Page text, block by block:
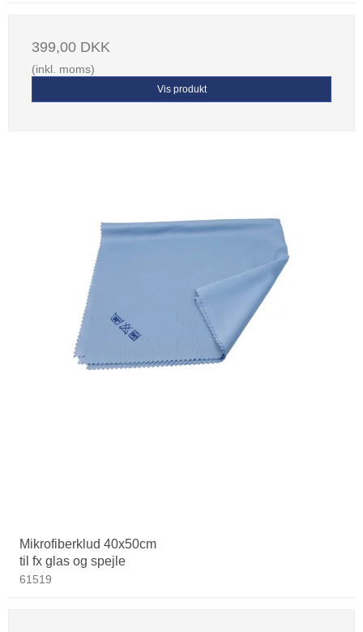
399,00 DKK
(inkl. moms)
Vis produkt
Mikrofiberklud 40x50cm
til fx glas og spejle
61519